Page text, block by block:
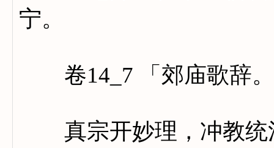
宁。
卷14_7 「郊庙歌辞。
真宗开妙理，冲教统